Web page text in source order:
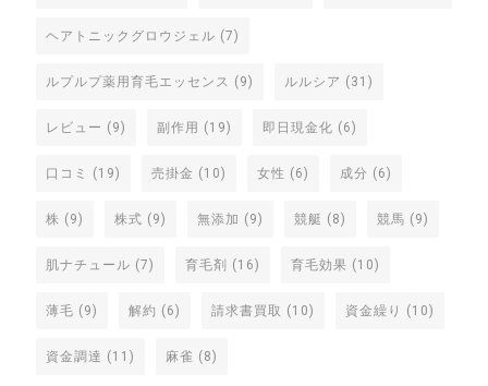
ヘアトニックグロウジェル (7)
ルプルプ薬用育毛エッセンス (9) ルルシア (31)
レビュー (9) 副作用 (19) 即日現金化 (6)
口コミ (19) 売掛金 (10) 女性 (6) 成分 (6)
株 (9) 株式 (9) 無添加 (9) 競艇 (8) 競馬 (9)
肌ナチュール (7) 育毛剤 (16) 育毛効果 (10)
薄毛 (9) 解約 (6) 請求書買取 (10) 資金繰り (10)
資金調達 (11) 麻雀 (8)